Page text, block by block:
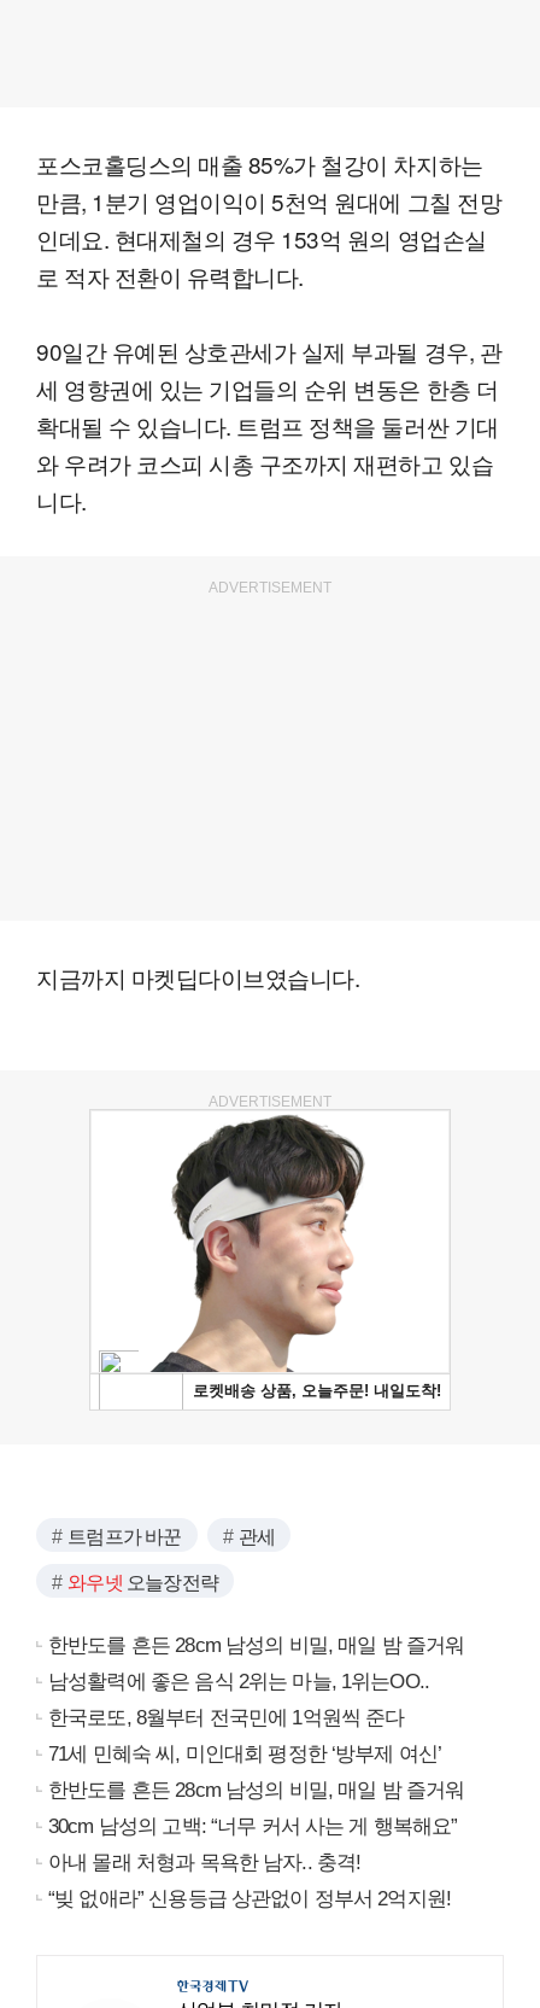
포스코홀딩스의 매출 85%가 철강이 차지하는
만큼, 1분기 영업이익이 5천억 원대에 그칠 전망
인데요. 현대제철의 경우 153억 원의 영업손실
로 적자 전환이 유력합니다.
90일간 유예된 상호관세가 실제 부과될 경우, 관
세 영향권에 있는 기업들의 순위 변동은 한층 더
확대될 수 있습니다. 트럼프 정책을 둘러싼 기대
와 우려가 코스피 시총 구조까지 재편하고 있습
니다.
ADVERTISEMENT
지금까지 마켓딥다이브였습니다.
ADVERTISEMENT
트럼프가 바꾼 관세
와우넷 오늘장전략
한반도를 흔든 28cm 남성의 비밀, 매일 밤 즐거워
남성활력에 좋은 음식 2위는 마늘, 1위는OO..
한국로또, 8월부터 전국민에 1억원씩 준다
71세 민혜숙 씨, 미인대회 평정한 ‘방부제 여신’
한반도를 흔든 28cm 남성의 비밀, 매일 밤 즐거워
30cm 남성의 고백: “너무 커서 사는 게 행복해요”
아내 몰래 처형과 목욕한 남자.. 충격!
“빚 없애라” 신용등급 상관없이 정부서 2억지원!